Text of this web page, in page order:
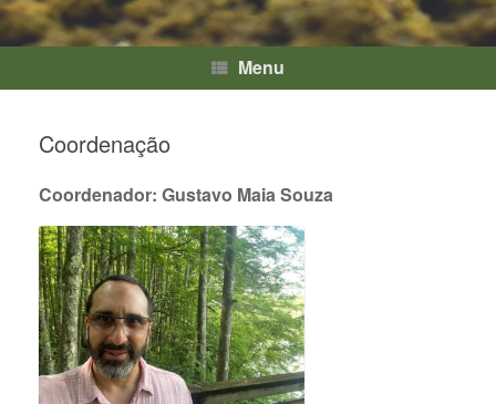
Menu
Coordenação
Coordenador: Gustavo Maia Souza